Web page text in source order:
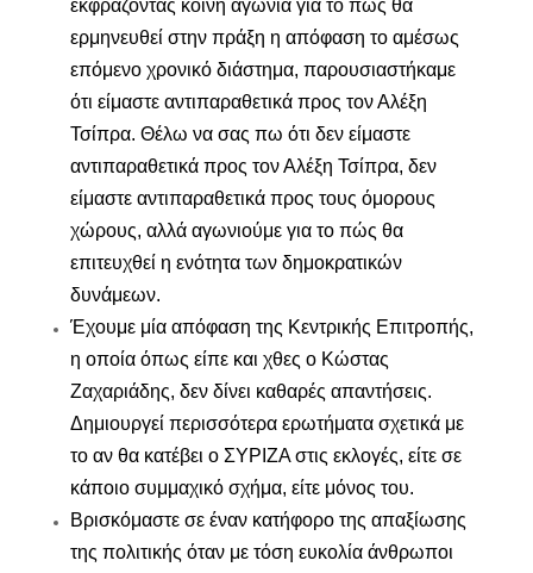
εκφράζοντας κοινή αγωνία για το πώς θα
ερμηνευθεί στην πράξη η απόφαση το αμέσως
επόμενο χρονικό διάστημα, παρουσιαστήκαμε
ότι είμαστε αντιπαραθετικά προς τον Αλέξη
Τσίπρα. Θέλω να σας πω ότι δεν είμαστε
αντιπαραθετικά προς τον Αλέξη Τσίπρα, δεν
είμαστε αντιπαραθετικά προς τους όμορους
χώρους, αλλά αγωνιούμε για το πώς θα
επιτευχθεί η ενότητα των δημοκρατικών
δυνάμεων.
Έχουμε μία απόφαση της Κεντρικής Επιτροπής,
η οποία όπως είπε και χθες ο Κώστας
Ζαχαριάδης, δεν δίνει καθαρές απαντήσεις.
Δημιουργεί περισσότερα ερωτήματα σχετικά με
το αν θα κατέβει ο ΣΥΡΙΖΑ στις εκλογές, είτε σε
κάποιο συμμαχικό σχήμα, είτε μόνος του.
Βρισκόμαστε σε έναν κατήφορο της απαξίωσης
της πολιτικής όταν με τόση ευκολία άνθρωποι